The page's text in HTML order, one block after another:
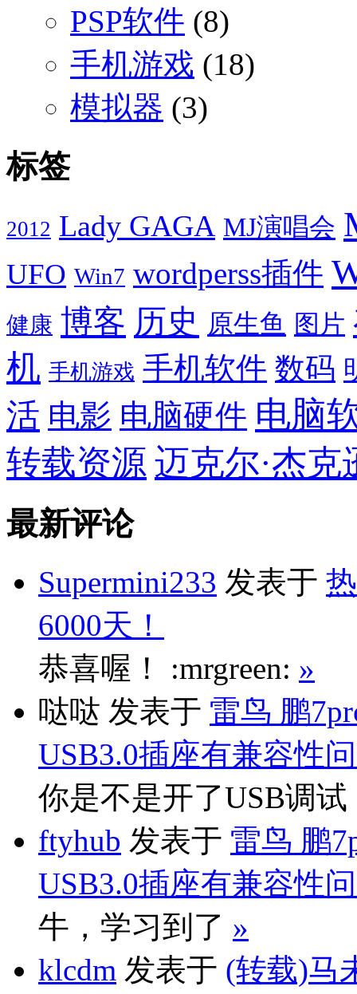
PSP软件 (8)
手机游戏 (18)
模拟器 (3)
标签
2012 Lady GAGA MJ演唱会
UFO Win7 wordperss插件
健康 博客 历史 原生鱼 图片
机 手机游戏 手机软件 数码
活 电影 电脑硬件 电脑
转载资源 迈克尔·杰克
最新评论
Supermini233 发表于
6000天！
恭喜喔！ :mrgreen: »
哒哒 发表于 雷鸟 鹏
USB3.0插座有兼容性
你是不是开了USB调
ftyhub 发表于 雷鸟 鹏
USB3.0插座有兼容性
牛，学习到了 »
klcdm 发表于 (转载)马